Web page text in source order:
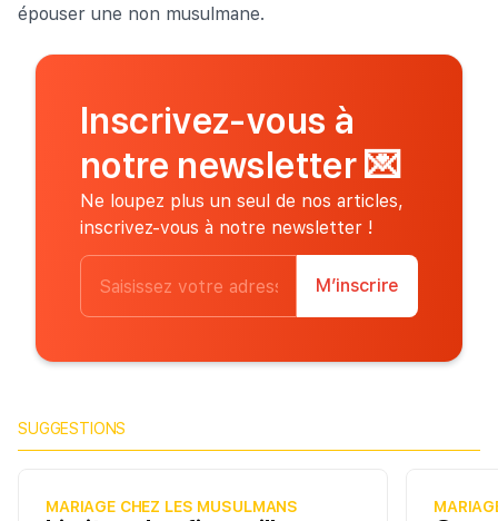
épouser une non musulmane.
Inscrivez-vous à
notre newsletter 💌
Ne loupez plus un seul de nos articles,
inscrivez-vous à notre newsletter !
M’inscrire
SUGGESTIONS
MARIAGE CHEZ LES MUSULMANS